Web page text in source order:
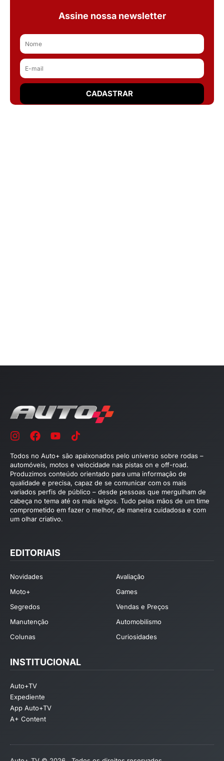
Assine nossa newsletter
Todos no Auto+ são apaixonados pelo universo sobre rodas –
automóveis, motos e velocidade nas pistas on e off-road.
Produzimos conteúdo orientado para uma informação de
qualidade e precisa, capaz de se comunicar com os mais
variados perfis de público – desde pessoas que mergulham de
cabeça no tema até os mais leigos. Tudo pelas mãos de um time
comprometido em fazer o melhor, de maneira cuidadosa e com
um olhar criativo.
EDITORIAIS
Novidades
Avaliação
Moto+
Games
Segredos
Vendas e Preços
Manutenção
Automobilismo
Colunas
Curiosidades
INSTITUCIONAL
Auto+TV
Expediente
App Auto+TV
A+ Content